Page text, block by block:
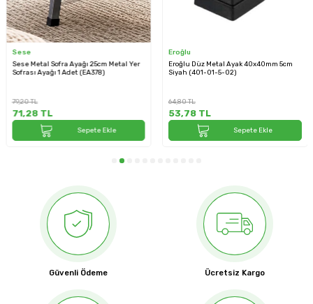
Sese
Sese Metal Sofra Ayağı 25cm Metal Yer
Sofrası Ayağı 1 Adet (EA378)
79,20TL
71,28TL
Sepete Ekle
Eroğlu
Eroğlu Düz Metal Ayak 40x40mm 5cm
Siyah (401-01-5-02)
64,80TL
53,78TL
Sepete Ekle
Güvenli Ödeme Ücretsiz Kargo